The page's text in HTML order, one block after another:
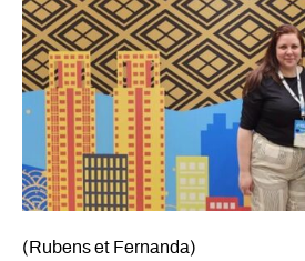
(Rubens et Fernanda)